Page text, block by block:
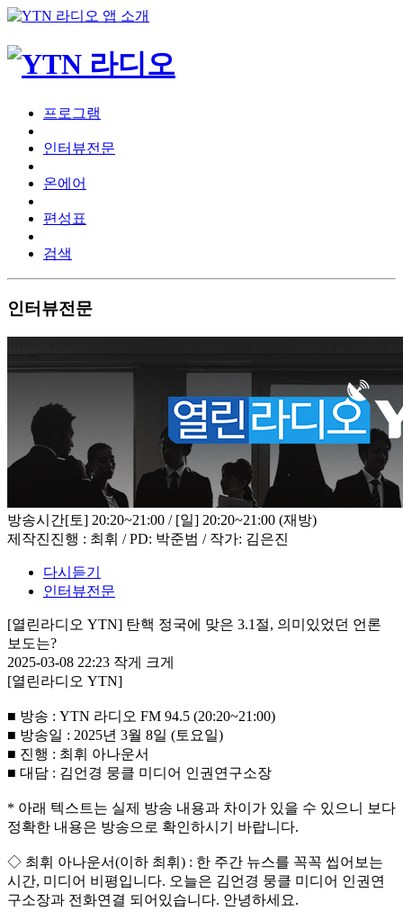
프로그램
인터뷰전문
온에어
편성표
검색
인터뷰전문
방송시간[토] 20:20~21:00 / [일] 20:20~21:00 (재방)
제작진진행 : 최휘 / PD: 박준범 / 작가: 김은진
다시듣기
인터뷰전문
[열린라디오 YTN] 탄핵 정국에 맞은 3.1절, 의미있었던 언론
보도는?
2025-03-08 22:23 작게
크게
[열린라디오 YTN]
■ 방송 : YTN 라디오 FM 94.5 (20:20~21:00)
■ 방송일 : 2025년 3월 8일 (토요일)
■ 진행 : 최휘 아나운서
■ 대담 : 김언경 뭉클 미디어 인권연구소장
* 아래 텍스트는 실제 방송 내용과 차이가 있을 수 있으니 보다
정확한 내용은 방송으로 확인하시기 바랍니다.
◇ 최휘 아나운서(이하 최휘) : 한 주간 뉴스를 꼭꼭 씹어보는
시간, 미디어 비평입니다. 오늘은 김언경 뭉클 미디어 인권연
구소장과 전화연결 되어있습니다. 안녕하세요.